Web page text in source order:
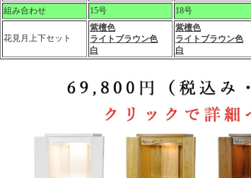
組み合わせ
15号 18号
花見月上下セット
紫檀色
ライトブラウン色
白
紫檀色
ライトブラウン色
白